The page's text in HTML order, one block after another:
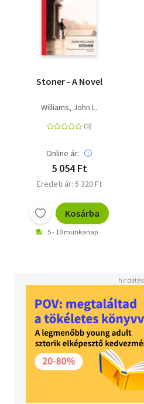
Stoner - A Novel
Williams, John L.
Online ár:
5 054 Ft
Eredeti ár: 5 320 Ft
Kosárba
5 - 10 munkanap